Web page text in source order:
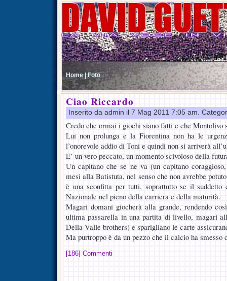
Home | Foto
Ciao Riccardo
Inserito da admin il 7 Mag 2011 7:05 am.
Credo che ormai i giochi siano fatti e che Montolivo
Lui non prolunga e la Fiorentina non ha le
l’onorevole addio di Toni e quindi non si arriverà
E’ un vero peccato, un momento scivoloso della
Un capitano che se ne va (un capitano
mesi alla Batistuta, nel senso che non avrebbe
è una sconfitta per tutti, soprattutto se il suddetto
Nazionale nel pieno della carriera e della maturità.
Magari domani giocherà alla grande, rendendo
ultima passarella in una partita di livello, magari
Della Valle brothers) e sparigliano le carte
Ma purtroppo è da un pezzo che il calcio ha smesso
[186] Commenti